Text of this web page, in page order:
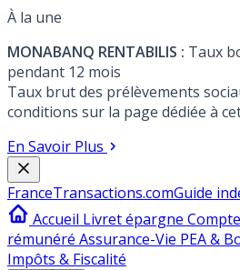
À la une
MONABANQ RENTABILIS : Taux
pendant 12 mois
Taux brut des prélèvements
conditions sur la page dédiée à
En Savoir Plus
FranceTransactions.comGuide
Accueil Livret épargne
rémunéré Assurance-Vie PEA &
Impôts & Fiscalité